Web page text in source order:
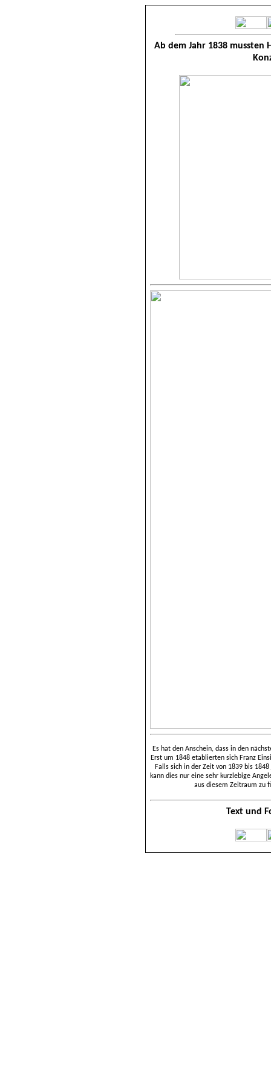
Ab dem Jahr 1838 mussten
Es hat den Anschein, dass in den
Erst um 1848 etablierten sich Franz
Falls sich in der Zeit von 1839 bis
kann dies nur eine sehr kurzlebige
aus diesem Zeitraum zu
Text und